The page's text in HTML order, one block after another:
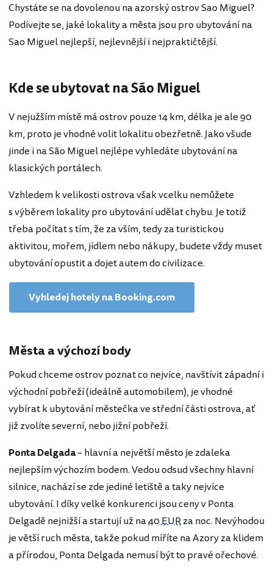
Chystáte se na dovolenou na azorský ostrov Sao Miguel?
Podívejte se, jaké lokality a města jsou pro ubytování na
Sao Miguel nejlepší, nejlevnější i nejpraktičtější.
Kde se ubytovat na São Miguel
V nejužším místě má ostrov pouze 14 km, délka je ale 90
km, proto je vhodné volit lokalitu obezřetně. Jako všude
jinde i na São Miguel nejlépe vyhledáte ubytování na
klasických portálech.
Vzhledem k velikosti ostrova však vcelku nemůžete
s výběrem lokality pro ubytování udělat chybu. Je totiž
třeba počítat s tím, že za vším, tedy za turistickou
aktivitou, mořem, jídlem nebo nákupy, budete vždy muset
ubytování opustit a dojet autem do civilizace.
Vyhledej hotely na Booking.com
Města a výchozí body
Pokud chceme ostrov poznat co nejvíce, navštívit západní i
východní pobřeží (ideálně automobilem), je vhodné
vybírat k ubytování městečka ve střední části ostrova, ať
již zvolíte severní, nebo jižní pobřeží.
Ponta Delgada– hlavní a největší město je zdaleka
nejlepším výchozím bodem. Vedou odsud všechny hlavní
silnice, nachází se zde jediné letiště a taky nejvíce
ubytování. I díky velké konkurenci jsou ceny v Ponta
Delgadě nejnižší a startují už na40 EURza noc. Nevýhodou
je větší ruch města, takže pokud míříte na Azory za klidem
a přírodou, Ponta Delgada nemusí být to pravé ořechové.